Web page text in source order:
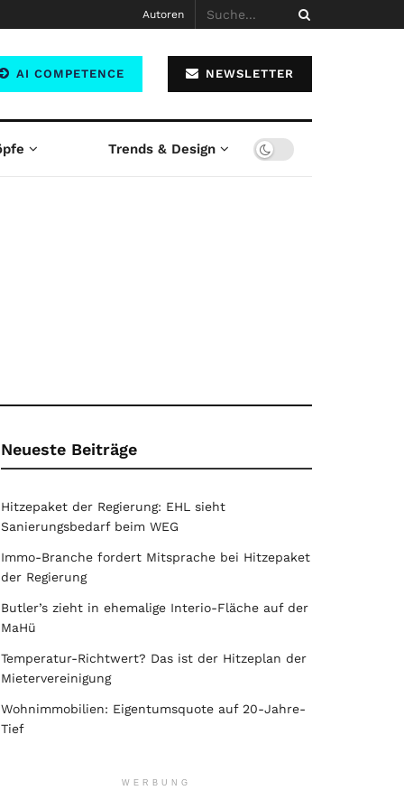
Autoren
AI COMPETENCE NEWSLETTER
Trends & Design
Neueste Beiträge
Hitzepaket der Regierung: EHL sieht
Sanierungsbedarf beim WEG
Immo-Branche fordert Mitsprache bei Hitzepaket
der Regierung
Butler’s zieht in ehemalige Interio-Fläche auf der
MaHü
Temperatur-Richtwert? Das ist der Hitzeplan der
Mietervereinigung
Wohnimmobilien: Eigentumsquote auf 20-Jahre-
Tief
WERBUNG